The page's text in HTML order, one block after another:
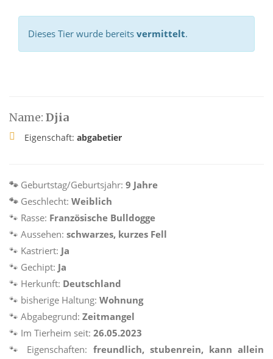
Dieses Tier wurde bereits vermittelt.
Name: Djia
Eigenschaft: abgabetier
🐾 Geburtstag/Geburtsjahr: 9 Jahre
🐾 Geschlecht: Weiblich
🐾 Rasse: Französische Bulldogge
🐾 Aussehen: schwarzes, kurzes Fell
🐾 Kastriert: Ja
🐾 Gechipt: Ja
🐾 Herkunft: Deutschland
🐾 bisherige Haltung: Wohnung
🐾 Abgabegrund: Zeitmangel
🐾 Im Tierheim seit: 26.05.2023
🐾
Eigenschaften: freundlich, stubenrein, kann allein